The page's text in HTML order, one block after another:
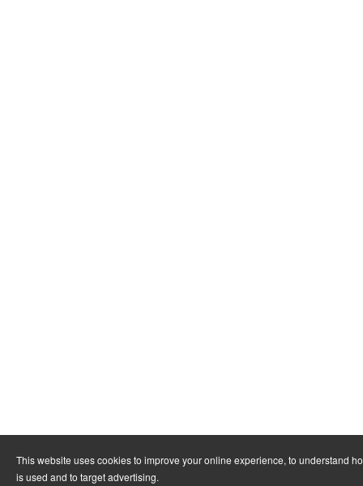
This website uses cookies to improve your online experience, to understand
is used and to target advertising.